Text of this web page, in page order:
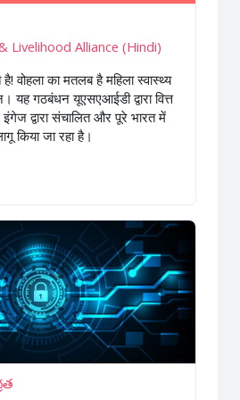
Livelihood Alliance (Hindi)
वोहला का मतलब है महिला स्वास्थ्य
गठबंधन यूएसएआईडी द्वारा वित्त
द्वारा संचालित और पूरे भारत में
किया जा रहा है।
భద్రత & భద్రత